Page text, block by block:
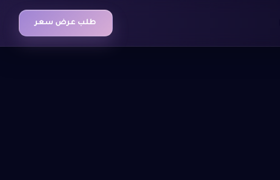
طلب عرض سعر